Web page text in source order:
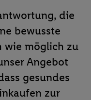
die
bewusste
wie möglich zu
Angebot
gesundes
zur